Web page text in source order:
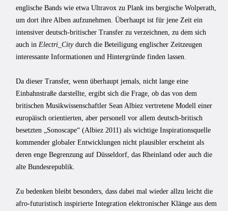
englische Bands wie etwa Ultravox zu Plank ins bergische Wolperath,
um dort ihre Alben aufzunehmen. Überhaupt ist für jene Zeit ein
intensiver deutsch-britischer Transfer zu verzeichnen, zu dem sich
auch in Electri_Citydurch die Beteiligung englischer Zeitzeugen
interessante Informationen und Hintergründe finden lassen.
Da dieser Transfer, wenn überhaupt jemals, nicht lange eine
Einbahnstraße darstellte, ergibt sich die Frage, ob das von dem
britischen Musikwissenschaftler Sean Albiez vertretene Modell einer
europäisch orientierten, aber personell vor allem deutsch-britisch
besetzten „Sonoscape“ (Albiez 2011) als wichtige Inspirationsquelle
kommender globaler Entwicklungen nicht plausibler erscheint als
deren enge Begrenzung auf Düsseldorf, das Rheinland oder auch die
alte Bundesrepublik.
Zu bedenken bleibt besonders, dass dabei mal wieder allzu leicht die
afro-futuristisch inspirierte Integration elektronischer Klänge aus dem